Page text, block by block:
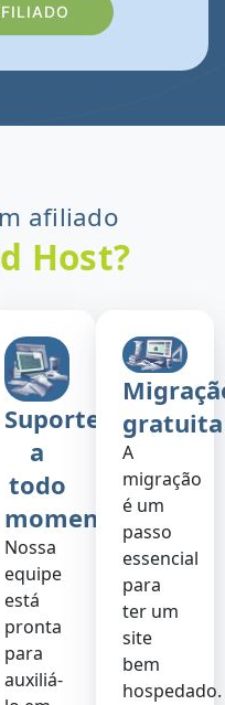
afiliado
Host?
Suporte
a
todo
momento ​
Nossa
equipe
está
pronta
para
auxiliá-
gratuita
A
migração
é um
passo
essencial
para
ter um
site
bem
hospedado.